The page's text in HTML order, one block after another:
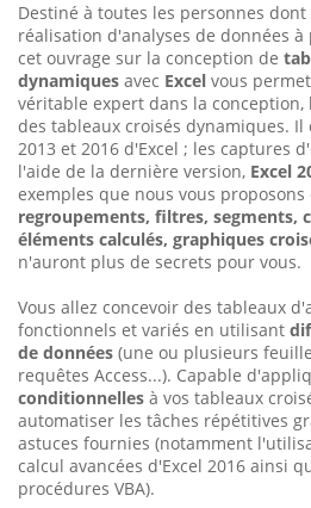
Destiné à toutes les personnes
réalisation d'analyses de données
cet ouvrage sur la conception de
dynamiques avec Excel vous
véritable expert dans la
des tableaux croisés dynamiques. Il
2013 et 2016 d'Excel ; les captures
l'aide de la dernière version, Excel
exemples que nous vous
regroupements, filtres, segments,
éléments calculés, graphiques
n'auront plus de secrets pour vous.
Vous allez concevoir des tableaux
fonctionnels et variés en utilisant
de données (une ou plusieurs
requêtes Access...). Capable
conditionnelles à vos tableaux
automatiser les tâches répétitives
astuces fournies (notamment
calcul avancées d'Excel 2016 ainsi
procédures VBA).